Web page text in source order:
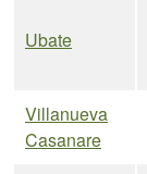
Ubate
Villanueva
Casanare